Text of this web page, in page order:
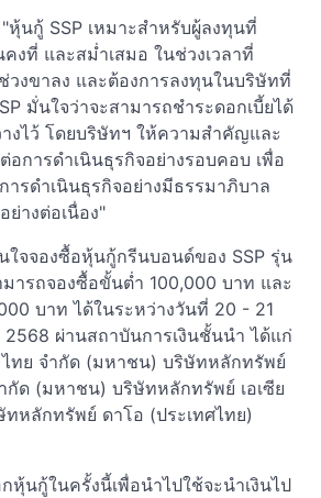
หุ้นกู้ SSP เหมาะสำหรับผู้ลงทุนที่
งที่ และสม่ำเสมอ ในช่วงเวลาที่
วงขาลง และต้องการลงทุนในบริษัทที่
มั่นใจว่าจะสามารถชำระดอกเบี้ยได้
งไว้ โดยบริษัทฯ ให้ความสำคัญและ
อการดำเนินธุรกิจอย่างรอบคอบ เพื่อ
ารดำเนินธุรกิจอย่างมีธรรมาภิบาล
ย่างต่อเนื่อง"
จจองซื้อหุ้นกู้กรีนบอนด์ของ SSP รุ่น
มารถจองซื้อขั้นต่ำ 100,000 บาท และ
บาท ได้ในระหว่างวันที่ 20 - 21
ผ่านสถาบันการเงินชั้นนำ ได้แก่
ไทย จำกัด (มหาชน) บริษัทหลักทรัพย์
กัด (มหาชน) บริษัทหลักทรัพย์ เอเซีย
หลักทรัพย์ ดาโอ (ประเทศไทย)
หุ้นกู้ในครั้งนี้เพื่อนำไปใช้จะนำเงินไป